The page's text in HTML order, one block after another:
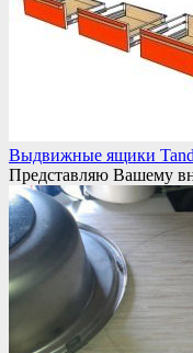
Выдвижные ящики
Представляю Вашему